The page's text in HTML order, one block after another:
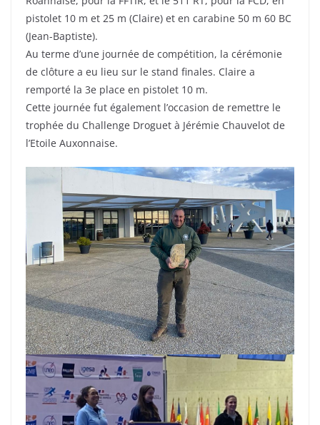
pistolet 10 m et 25 m (Claire) et en carabine 50 m 60 BC
(Jean-Baptiste).
Au terme d’une journée de compétition, la cérémonie
de clôture a eu lieu sur le stand finales. Claire a
remporté la 3e place en pistolet 10 m.
Cette journée fut également l’occasion de remettre le
trophée du Challenge Droguet à Jérémie Chauvelot de
l’Etoile Auxonnaise.